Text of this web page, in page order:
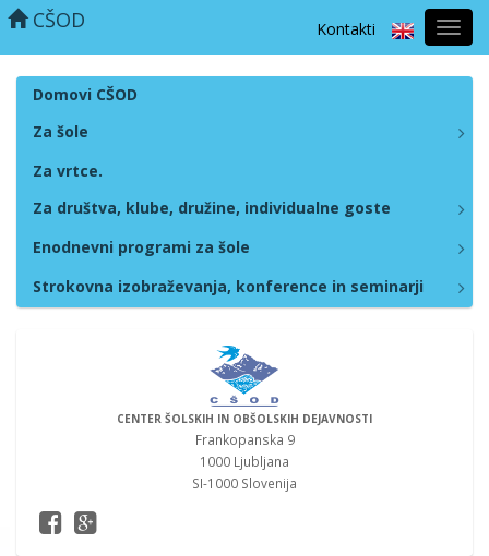
Kontakti
CŠOD
Domovi CŠOD
Za šole
Za vrtce.
Za društva, klube, družine, individualne goste
Enodnevni programi za šole
Strokovna izobraževanja, konference in seminarji
CENTER ŠOLSKIH IN OBŠOLSKIH DEJAVNOSTI
Frankopanska 9
1000 Ljubljana
SI-1000 Slovenija